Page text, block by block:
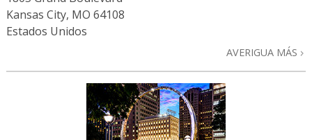
Kansas City, MO 64108
Estados Unidos
AVERIGUA MÁS